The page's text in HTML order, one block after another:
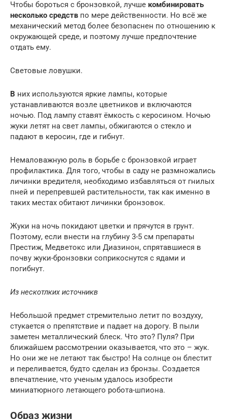
Чтобы бороться с бронзовкой, лучше комбинировать
несколько средств по мере действенности. Но всё же
механический метод более безопаснен по отношению к
окружающей среде, и поэтому лучше предпочтение
отдать ему.
Световые ловушки.
В них используются яркие лампы, которые
устанавливаются возле цветников и включаются
ночью. Под лампу ставят ёмкость с керосином. Ночью
жуки летят на свет лампы, обжигаются о стекло и
падают в керосин, где и гибнут.
Немаловажную роль в борьбе с бронзовкой играет
профилактика. Для того, чтобы в саду не размножались
личинки вредителя, необходимо избавляться от гнилых
пней и перепревшей растительности, так как именно в
таких местах обитают личинки бронзовок.
Жуки на ночь покидают цветки и прячутся в грунт.
Поэтому, если внести на глубину 3-5 см препараты
Престиж, Медветокс или Диазинон, спрятавшиеся в
почву жуки-бронзовки соприкоснутся с ядами и
погибнут.
Из нескотлких источникв
Небольшой предмет стремительно летит по воздуху,
стукается о препятствие и падает на дорогу. В пыли
заметен металлический блеск. Что это? Пуля? При
ближайшем рассмотрении оказывается, что это – жук.
Но они же не летают так быстро! На солнце он блестит
и переливается, будто сделан из бронзы. Создается
впечатление, что ученым удалось изобрести
миниатюрного летающего робота-шпиона.
Образ жизни